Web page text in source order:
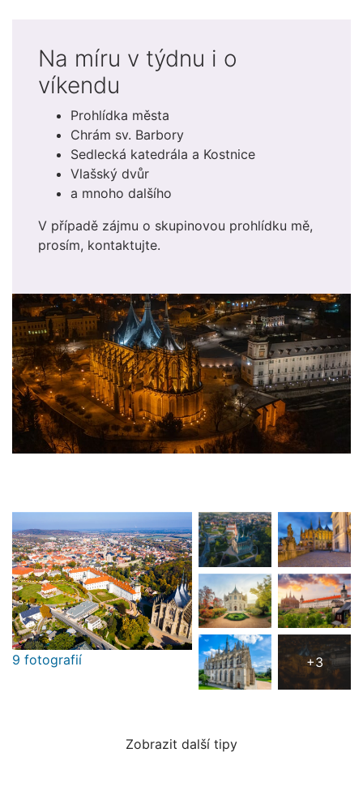
Na míru v týdnu i o
víkendu
Prohlídka města
Chrám sv. Barbory
Sedlecká katedrála a Kostnice
Vlašský dvůr
a mnoho dalšího
V případě zájmu o skupinovou prohlídku mě,
prosím, kontaktujte.
9 fotografií +3
Zobrazit další tipy